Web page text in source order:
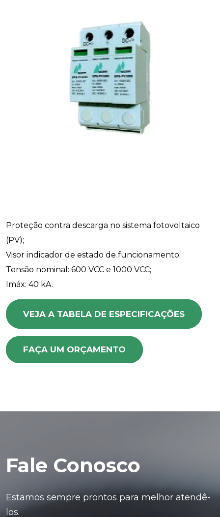
Proteção contra descarga no sistema fotovoltaico
(PV);
Visor indicador de estado de funcionamento;
Tensão nominal: 600 VCC e 1000 VCC;
Imáx: 40 kA.
VEJA A TABELA DE ESPECIFICAÇÕES
FAÇA UM ORÇAMENTO
Fale Conosco
Estamos sempre prontos para melhor atendê-
los.